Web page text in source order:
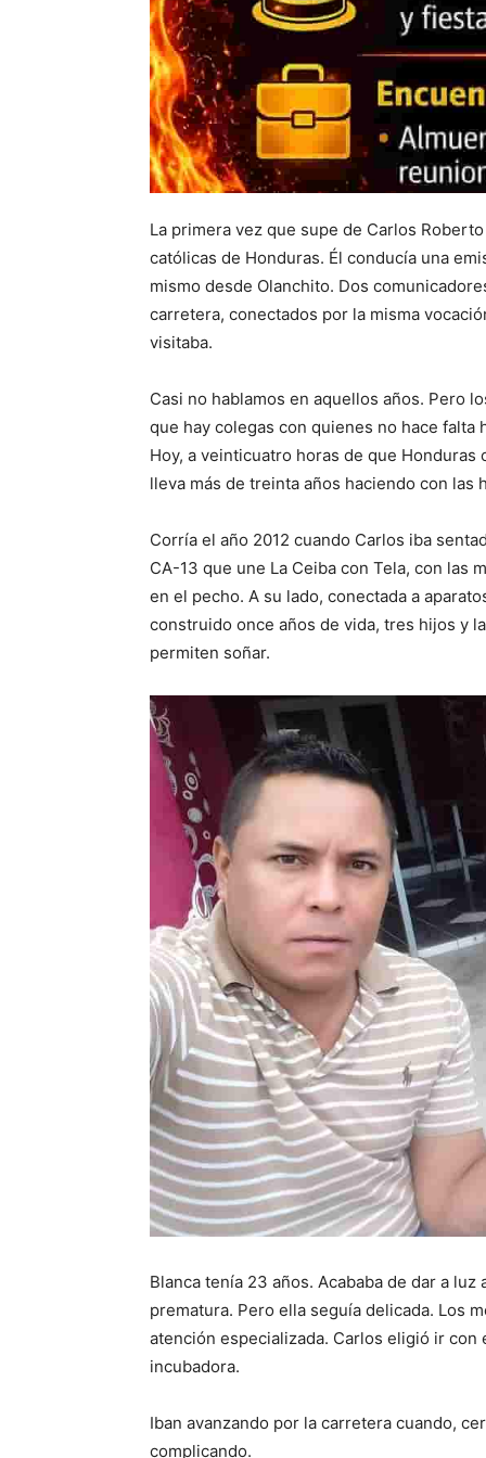
La primera vez que supe de Carlos
católicas de Honduras. Él conducía una
mismo desde Olanchito. Dos
carretera, conectados por la misma
visitaba.
Casi no hablamos en aquellos años. Pero
que hay colegas con quienes no hace falta
Hoy, a veinticuatro horas de que
lleva más de treinta años haciendo con las
Corría el año 2012 cuando Carlos iba
CA-13 que une La Ceiba con Tela, con las
en el pecho. A su lado, conectada a
construido once años de vida, tres hijos y
permiten soñar.
Blanca tenía 23 años. Acababa de dar a
prematura. Pero ella seguía delicada. Los
atención especializada. Carlos eligió ir
incubadora.
Iban avanzando por la carretera cuando,
complicando.